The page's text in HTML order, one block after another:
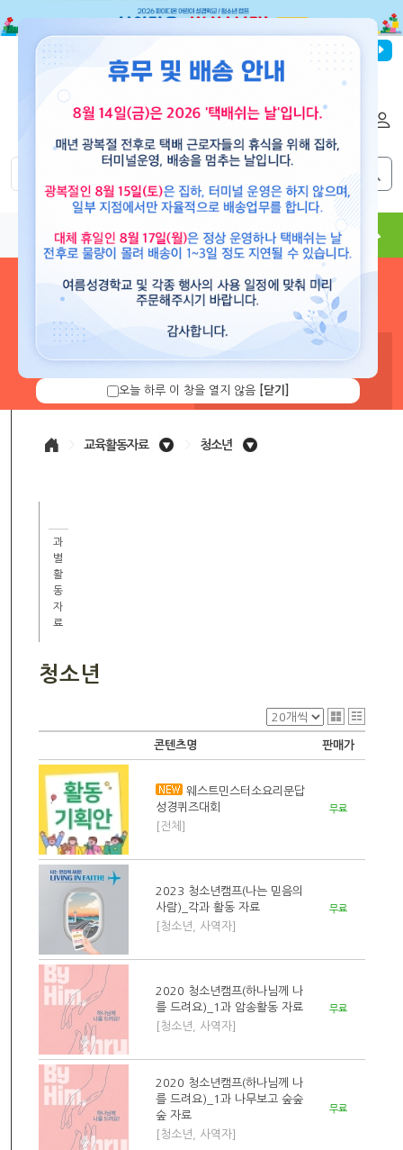
파이디온선교회
도서 뮤직 용품 현수막 콘텐츠
로그인 하시면 보유 캐쉬 확
니다.
교육활동자료 청소년
과
별
활
동
자
료
청소년
콘텐츠명 판매가
웨스트민스터소요리문답
성경퀴즈대회
[전체]
무료
2023 청소년캠프(나는 믿음의
사람)_각과 활동 자료
[청소년, 사역자]
무료
2020 청소년캠프(하나님께 나
를 드려요)_1과 암송활동 자료
[청소년, 사역자]
무료
2020 청소년캠프(하나님께 나
를 드려요)_1과 나무보고 숲숲
숲 자료
[청소년, 사역자]
무료
오늘 하루 이 창을 열지 않음 [닫기]